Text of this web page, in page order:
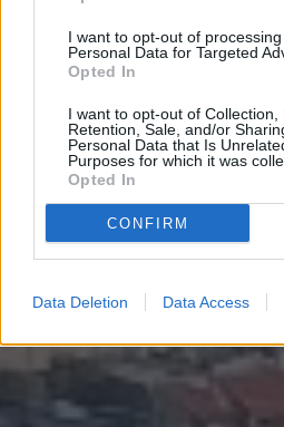
I want to opt-out of
Personal Data for Targeted
Opted In
I want to opt-out of Collection,
Retention, Sale, and/or
Personal Data that Is
Purposes for which it was
Opted In
CONFIRM
Data Deletion Data Access